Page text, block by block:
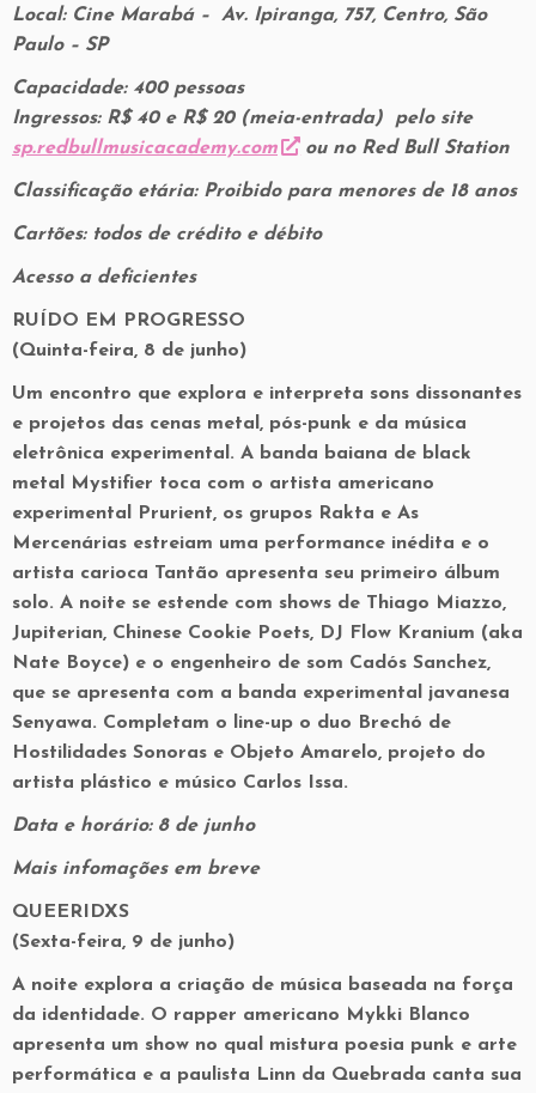
Local: Cine Marabá – Av. Ipiranga, 757, Centro, São
Paulo – SP
Capacidade: 400 pessoas
Ingressos: R$ 40 e R$ 20 (meia-entrada) pelo site
sp.redbullmusicacademy.com
ou no Red Bull Station
Classificação etária: Proibido para menores de 18 anos
Cartões: todos de crédito e débito
Acesso a deficientes
RUÍDO EM PROGRESSO
(Quinta-feira, 8 de junho)
Um encontro que explora e interpreta sons dissonantes
e projetos das cenas metal, pós-punk e da música
eletrônica experimental. A banda baiana de black
metal Mystifier toca com o artista americano
experimental Prurient, os grupos Rakta e As
Mercenárias estreiam uma performance inédita e o
artista carioca Tantão apresenta seu primeiro álbum
solo. A noite se estende com shows de Thiago Miazzo,
Jupiterian, Chinese Cookie Poets, DJ Flow Kranium (aka
Nate Boyce) e o engenheiro de som Cadós Sanchez,
que se apresenta com a banda experimental javanesa
Senyawa. Completam o line-up o duo Brechó de
Hostilidades Sonoras e Objeto Amarelo, projeto do
artista plástico e músico Carlos Issa.
Data e horário: 8 de junho
Mais infomações em breve
QUEERIDXS
(Sexta-feira, 9 de junho)
A noite explora a criação de música baseada na força
da identidade. O rapper americano Mykki Blanco
apresenta um show no qual mistura poesia punk e arte
performática e a paulista Linn da Quebrada canta sua